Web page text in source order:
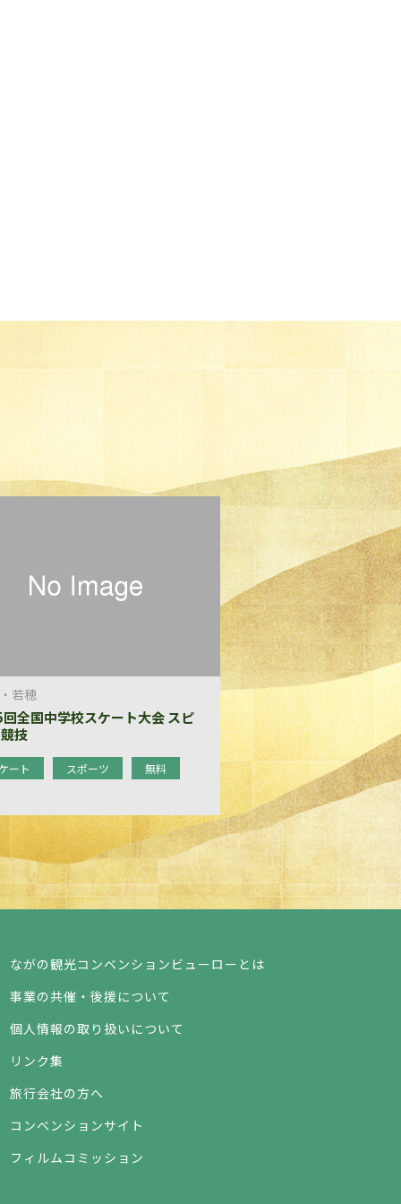
若穂
全国中学校スケート大会 スピ
技
ート スポーツ 無料
ながの観光コンベンションビューローとは
事業の共催・後援について
個人情報の取り扱いについて
リンク集
旅行会社の方へ
コンベンションサイト
フィルムコミッション